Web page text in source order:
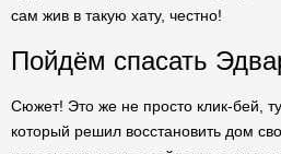
сам жив в такую хату, честно!
Пойдём спасать
Сюжет! Это же не просто клик-бей,
который решил восстановить дом